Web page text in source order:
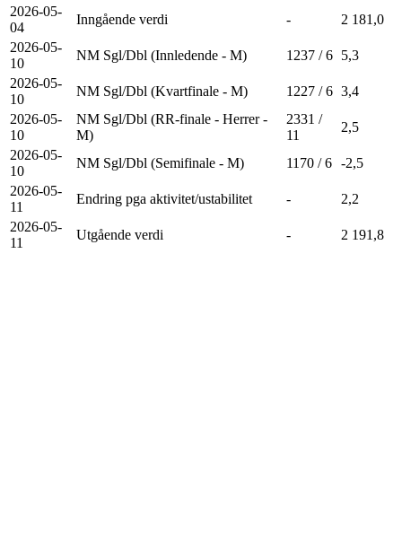
2026-05-
04
Inngående verdi -
2 181,0
2026-05-
10
NM Sgl/Dbl (Innledende - M) 1237 / 6 5,3
2026-05-
10
NM Sgl/Dbl (Kvartfinale - M) 1227 / 6 3,4
2026-05-
10
NM Sgl/Dbl (RR-finale - Herrer -
M)
2331 /
11
2,5
2026-05-
10
NM Sgl/Dbl (Semifinale - M) 1170 / 6 -2,5
2026-05-
11
Endring pga aktivitet/ustabilitet -
2,2
2026-05-
11
Utgående verdi - 2 191,8